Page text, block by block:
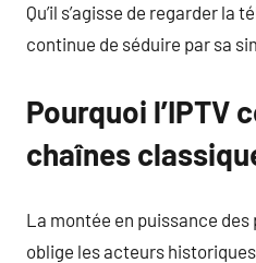
Qu’il s’agisse de regarder la
continue de séduire par sa
Pourquoi l’IPTV
chaînes
La montée en puissance
oblige les acteurs historiques